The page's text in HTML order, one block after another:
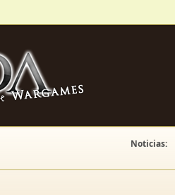
Noticias: